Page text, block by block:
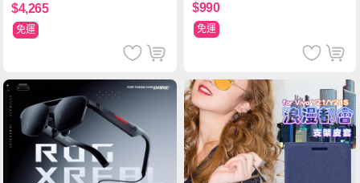
$4,265
免運
$990
免運